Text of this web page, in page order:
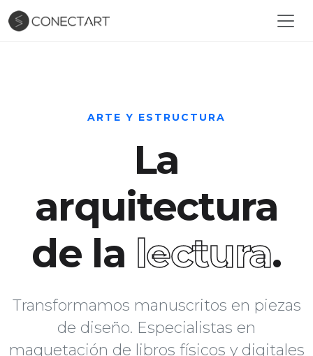
ARTE Y ESTRUCTURA
La
arquitectura
de la lectura.
Transformamos manuscritos en piezas
de diseño. Especialistas en
maquetación de libros físicos y digitales